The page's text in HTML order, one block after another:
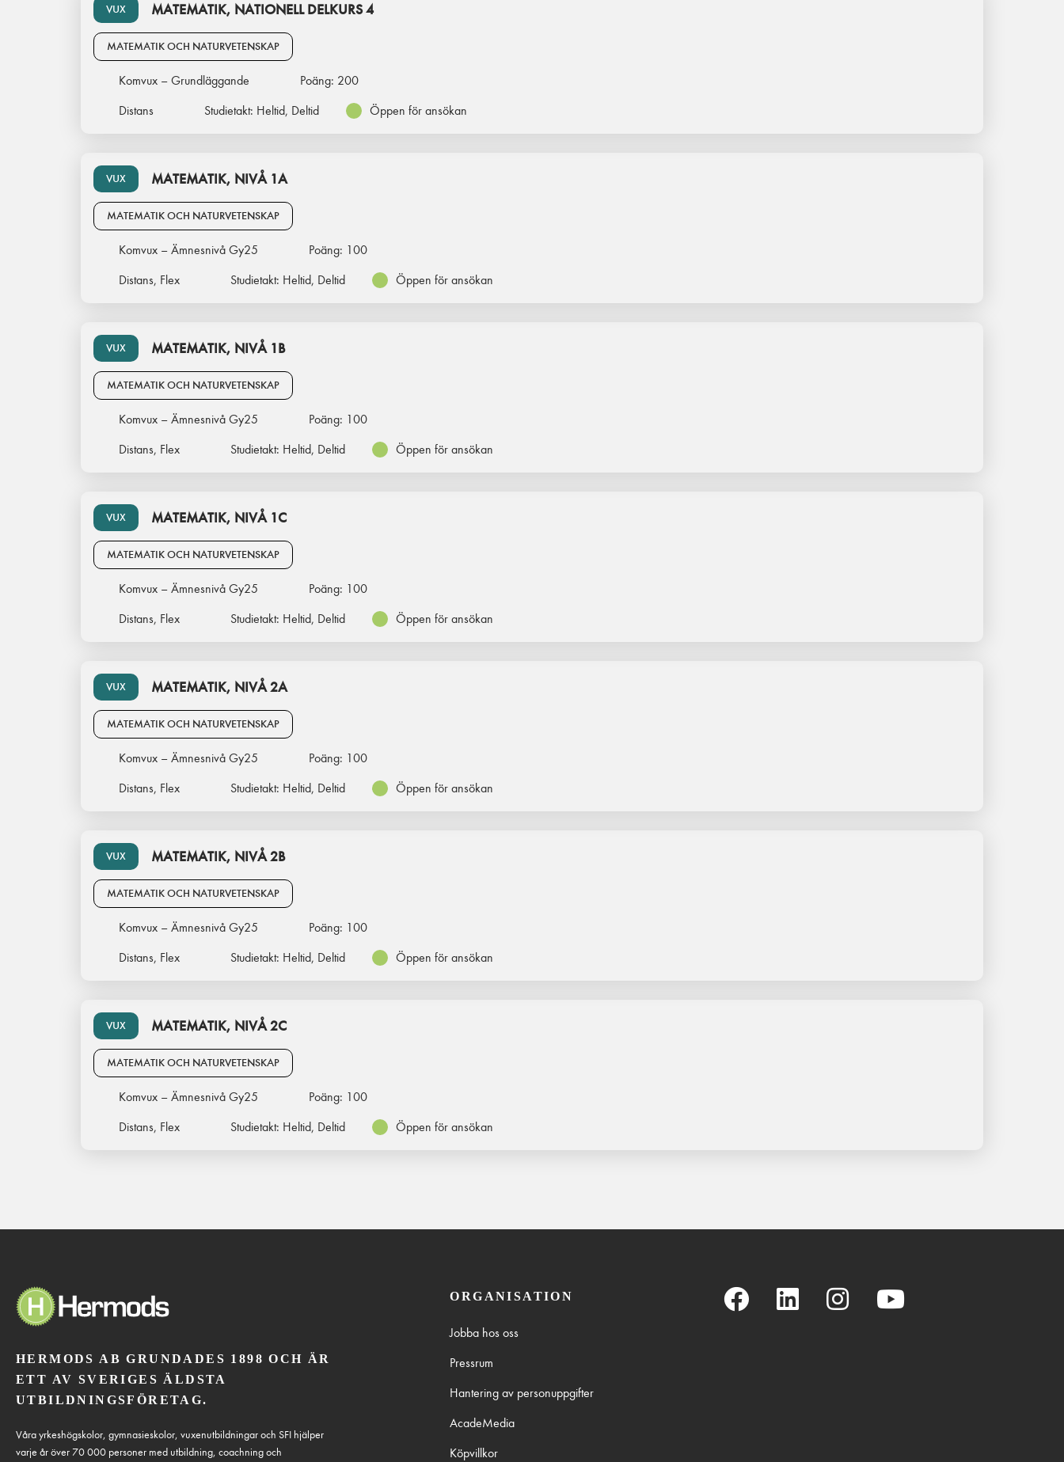
VUX MATEMATIK, NATIONELL DELKURS 4
MATEMATIK OCH NATURVETENSKAP
Komvux – Grundläggande Poäng: 200
Distans
Studietakt: Heltid, Deltid Öppen för ansökan
VUX MATEMATIK, NIVÅ 1A
MATEMATIK OCH NATURVETENSKAP
Komvux – Ämnesnivå Gy25 Poäng: 100
Distans, Flex
Studietakt: Heltid, Deltid Öppen för ansökan
VUX MATEMATIK, NIVÅ 1B
MATEMATIK OCH NATURVETENSKAP
Komvux – Ämnesnivå Gy25 Poäng: 100
Distans, Flex
Studietakt: Heltid, Deltid Öppen för ansökan
VUX MATEMATIK, NIVÅ 1C
MATEMATIK OCH NATURVETENSKAP
Komvux – Ämnesnivå Gy25 Poäng: 100
Distans, Flex
Studietakt: Heltid, Deltid Öppen för ansökan
VUX MATEMATIK, NIVÅ 2A
MATEMATIK OCH NATURVETENSKAP
Komvux – Ämnesnivå Gy25 Poäng: 100
Distans, Flex
Studietakt: Heltid, Deltid Öppen för ansökan
VUX MATEMATIK, NIVÅ 2B
MATEMATIK OCH NATURVETENSKAP
Komvux – Ämnesnivå Gy25 Poäng: 100
Distans, Flex
Studietakt: Heltid, Deltid Öppen för ansökan
VUX MATEMATIK, NIVÅ 2C
MATEMATIK OCH NATURVETENSKAP
Komvux – Ämnesnivå Gy25 Poäng: 100
Distans, Flex
Studietakt: Heltid, Deltid Öppen för ansökan
HERMODS AB GRUNDADES 1898 OCH ÄR
ETT AV SVERIGES ÄLDSTA
UTBILDNINGSFÖRETAG.
Våra yrkeshögskolor, gymnasieskolor, vuxenutbildningar och SFI hjälper
varje år över 70 000 personer med utbildning, coachning och
ORGANISATION
Jobba hos oss
Pressrum
Hantering av personuppgifter
AcadeMedia
Köpvillkor